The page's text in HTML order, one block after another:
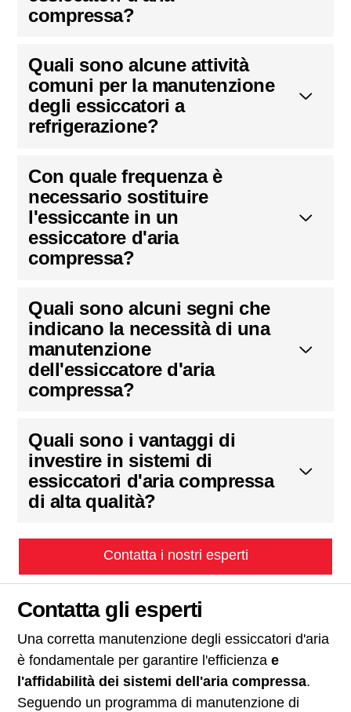
compressa?
Quali sono alcune attività
comuni per la manutenzione
degli essiccatori a
refrigerazione?
Con quale frequenza è
necessario sostituire
l'essiccante in un
essiccatore d'aria
compressa?
Quali sono alcuni segni che
indicano la necessità di una
manutenzione
dell'essiccatore d'aria
compressa?
Quali sono i vantaggi di
investire in sistemi di
essiccatori d'aria compressa
di alta qualità?
Contatta i nostri esperti
Contatta gli esperti
Una corretta manutenzione degli essiccatori d'aria
è fondamentale per garantire l'efficienza e
l'affidabilità dei sistemi dell'aria compressa.
Seguendo un programma di manutenzione di